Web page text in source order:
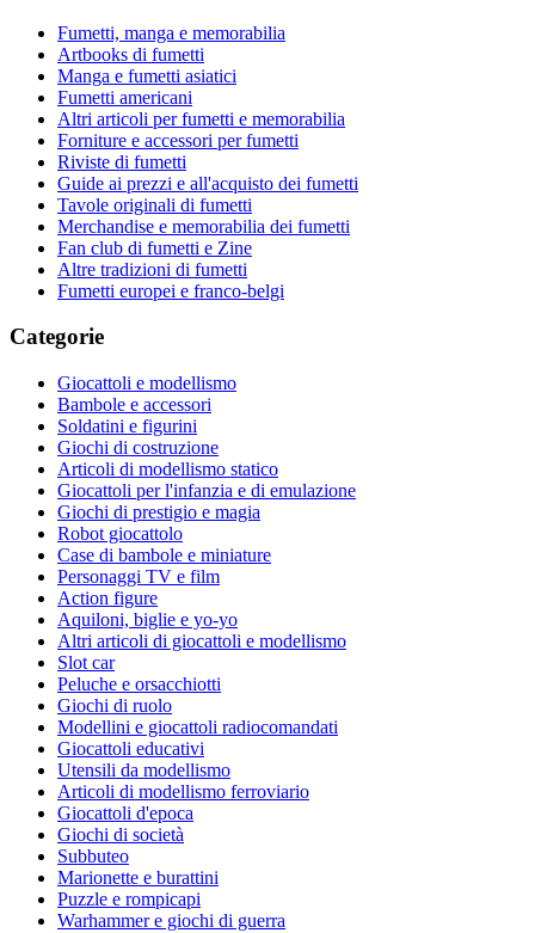
Fumetti, manga e memorabilia
Artbooks di fumetti
Manga e fumetti asiatici
Fumetti americani
Altri articoli per fumetti e memorabilia
Forniture e accessori per fumetti
Riviste di fumetti
Guide ai prezzi e all'acquisto dei fumetti
Tavole originali di fumetti
Merchandise e memorabilia dei fumetti
Fan club di fumetti e Zine
Altre tradizioni di fumetti
Fumetti europei e franco-belgi
Categorie
Giocattoli e modellismo
Bambole e accessori
Soldatini e figurini
Giochi di costruzione
Articoli di modellismo statico
Giocattoli per l'infanzia e di emulazione
Giochi di prestigio e magia
Robot giocattolo
Case di bambole e miniature
Personaggi TV e film
Action figure
Aquiloni, biglie e yo-yo
Altri articoli di giocattoli e modellismo
Slot car
Peluche e orsacchiotti
Giochi di ruolo
Modellini e giocattoli radiocomandati
Giocattoli educativi
Utensili da modellismo
Articoli di modellismo ferroviario
Giocattoli d'epoca
Giochi di società
Subbuteo
Marionette e burattini
Puzzle e rompicapi
Warhammer e giochi di guerra